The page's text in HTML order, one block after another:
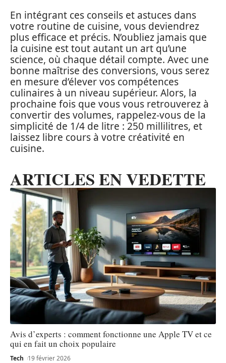
En intégrant ces conseils et astuces dans
votre routine de cuisine, vous deviendrez
plus efficace et précis. N’oubliez jamais que
la cuisine est tout autant un art qu’une
science, où chaque détail compte. Avec une
bonne maîtrise des conversions, vous serez
en mesure d’élever vos compétences
culinaires à un niveau supérieur. Alors, la
prochaine fois que vous vous retrouverez à
convertir des volumes, rappelez-vous de la
simplicité de 1/4 de litre : 250 millilitres, et
laissez libre cours à votre créativité en
cuisine.
ARTICLES EN VEDETTE
Avis d’experts : comment fonctionne une Apple TV et ce
qui en fait un choix populaire
Tech 19 février 2026